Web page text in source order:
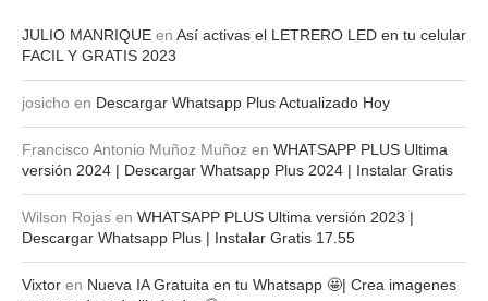
JULIO MANRIQUE en Así activas el LETRERO LED en tu celular
FACIL Y GRATIS 2023
josicho en Descargar Whatsapp Plus Actualizado Hoy
Francisco Antonio Muñoz Muñoz en WHATSAPP PLUS Ultima
versión 2024 | Descargar Whatsapp Plus 2024 | Instalar Gratis
Wilson Rojas en WHATSAPP PLUS Ultima versión 2023 |
Descargar Whatsapp Plus | Instalar Gratis 17.55
Vixtor en Nueva IA Gratuita en tu Whatsapp 🤩| Crea imagenes